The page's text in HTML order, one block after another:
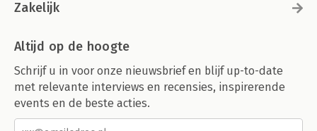
Zakelijk
Altijd op de hoogte
Schrijf u in voor onze nieuwsbrief en blijf up-to-date
met relevante interviews en recensies, inspirerende
events en de beste acties.